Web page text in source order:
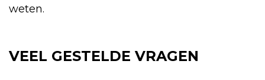
weten.
VEEL GESTELDE VRAGEN